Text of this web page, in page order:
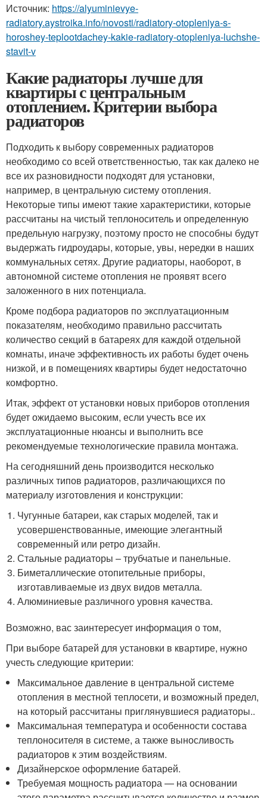
Источник: https://alyuminievye-
radiatory.aystroika.info/novosti/radiatory-otopleniya-s-
horoshey-teplootdachey-kakie-radiatory-otopleniya-luchshe-
stavit-v
Какие радиаторы лучше для
квартиры с центральным
отоплением. Критерии выбора
радиаторов
Подходить к выбору современных радиаторов
необходимо со всей ответственностью, так как далеко не
все их разновидности подходят для установки,
например, в центральную систему отопления.
Некоторые типы имеют такие характеристики, которые
рассчитаны на чистый теплоноситель и определенную
предельную нагрузку, поэтому просто не способны будут
выдержать гидроудары, которые, увы, нередки в наших
коммунальных сетях. Другие радиаторы, наоборот, в
автономной системе отопления не проявят всего
заложенного в них потенциала.
Кроме подбора радиаторов по эксплуатационным
показателям, необходимо правильно рассчитать
количество секций в батареях для каждой отдельной
комнаты, иначе эффективность их работы будет очень
низкой, и в помещениях квартиры будет недостаточно
комфортно.
Итак, эффект от установки новых приборов отопления
будет ожидаемо высоким, если учесть все их
эксплуатационные нюансы и выполнить все
рекомендуемые технологические правила монтажа.
На сегодняшний день производится несколько
различных типов радиаторов, различающихся по
материалу изготовления и конструкции:
Чугунные батареи, как старых моделей, так и
усовершенствованные, имеющие элегантный
современный или ретро дизайн.
Стальные радиаторы – трубчатые и панельные.
Биметаллические отопительные приборы,
изготавливаемые из двух видов металла.
Алюминиевые различного уровня качества.
Возможно, вас заинтересует информация о том,
При выборе батарей для установки в квартире, нужно
учесть следующие критерии:
Максимальное давление в центральной системе
отопления в местной теплосети, и возможный предел,
на который рассчитаны приглянувшиеся радиаторы..
Максимальная температура и особенности состава
теплоносителя в системе, а также выносливость
радиаторов к этим воздействиям.
Дизайнерское оформление батарей.
Требуемая мощность радиатора — на основании